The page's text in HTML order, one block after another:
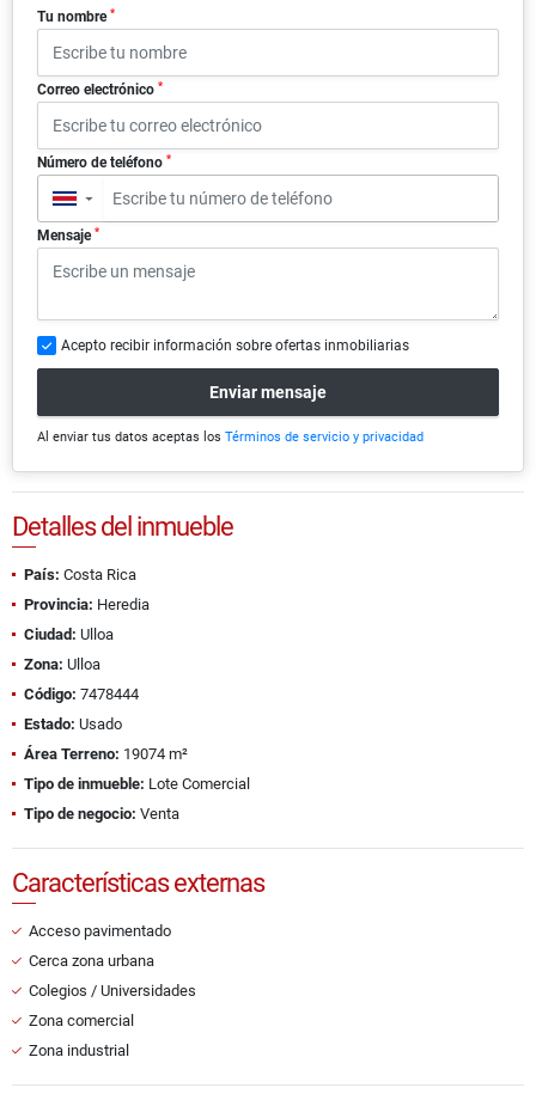
Tu nombre *
Correo electrónico *
Número de teléfono *
▼
Mensaje *
Acepto recibir información sobre ofertas inmobiliarias
Enviar mensaje
Al enviar tus datos aceptas los Términos de servicio y privacidad
Detalles del inmueble
País: Costa Rica
Provincia: Heredia
Ciudad: Ulloa
Zona: Ulloa
Código: 7478444
Estado: Usado
Área Terreno: 19074 m²
Tipo de inmueble: Lote Comercial
Tipo de negocio: Venta
Características externas
Acceso pavimentado
Cerca zona urbana
Colegios / Universidades
Zona comercial
Zona industrial